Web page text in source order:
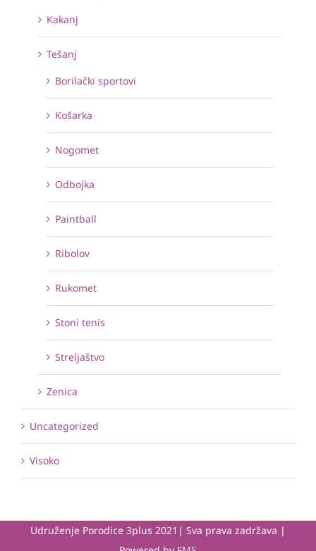
Kakanj
Tešanj
Borilački sportovi
Košarka
Nogomet
Odbojka
Paintball
Ribolov
Rukomet
Stoni tenis
Streljaštvo
Zenica
Uncategorized
Visoko
Udruženje Porodice 3plus 2021| Sva prava zadržava |